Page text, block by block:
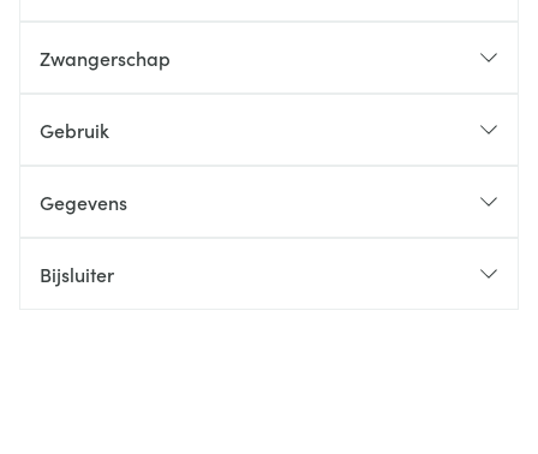
Zwangerschap
Gebruik
Gegevens
Bijsluiter